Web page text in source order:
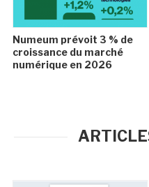
Numeum prévoit 3 % de
croissance du marché
numérique en 2026